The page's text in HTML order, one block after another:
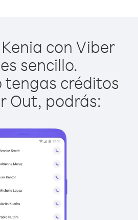
con Viber
sencillo.
tengas créditos
Out, podrás: